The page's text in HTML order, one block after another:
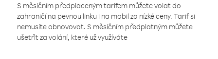
S měsíčním předplaceným tarifem můžete volat do
zahraničí na pevnou linku i na mobil za nízké ceny. Tarif si
nemusíte obnovovat. S měsíčním předplatným můžete
ušetřit za volání, které už využíváte